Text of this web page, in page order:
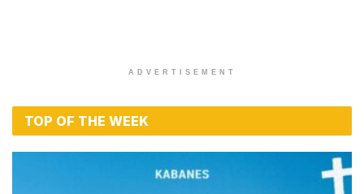
ADVERTISEMENT
TOP OF THE WEEK